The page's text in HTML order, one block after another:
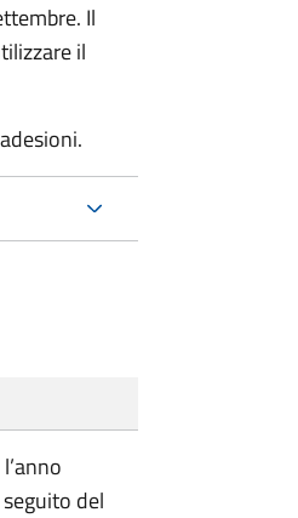
Il
il
del